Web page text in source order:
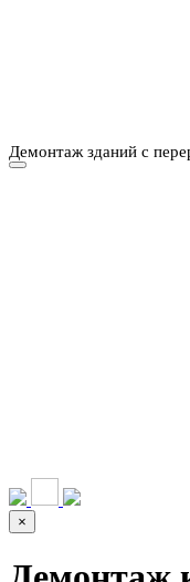
Демонтаж зданий с
×